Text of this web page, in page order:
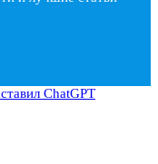
ChatGPT